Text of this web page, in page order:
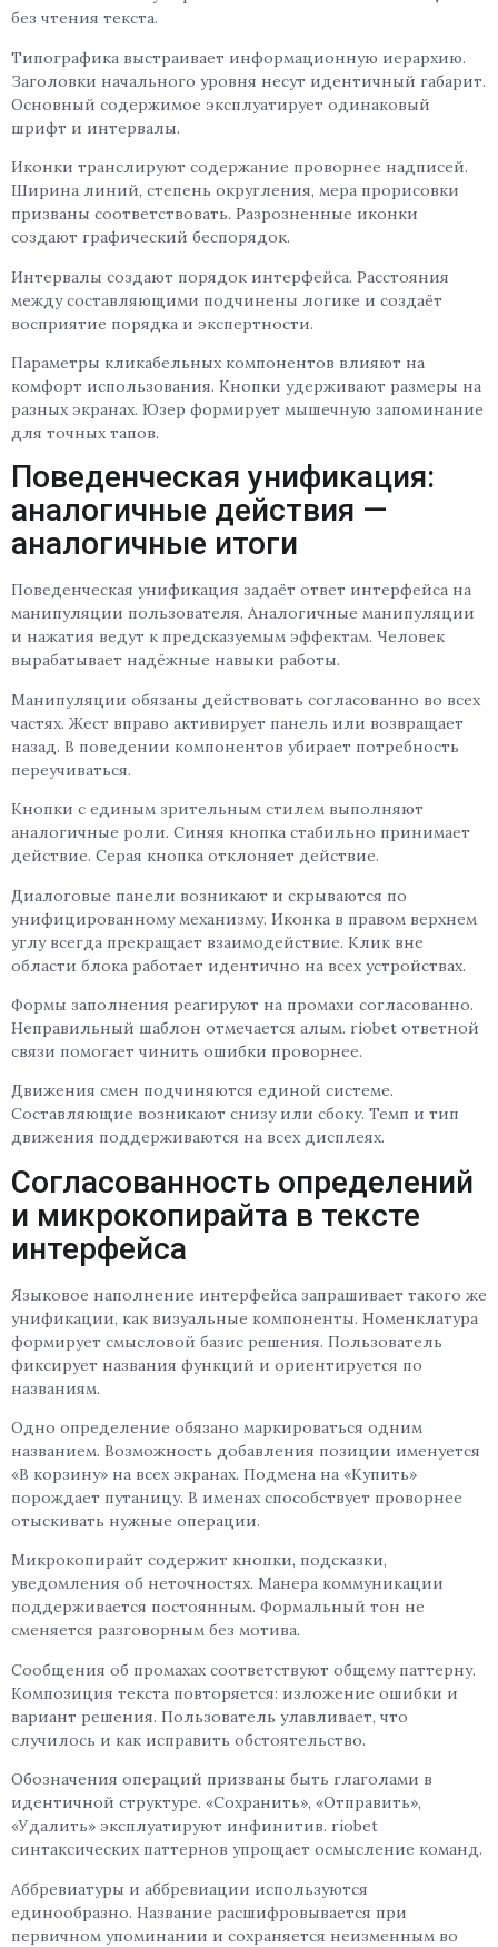
без чтения текста.
Типографика выстраивает информационную иерархию.
Заголовки начального уровня несут идентичный габарит.
Основный содержимое эксплуатирует одинаковый
шрифт и интервалы.
Иконки транслируют содержание проворнее надписей.
Ширина линий, степень округления, мера прорисовки
призваны соответствовать. Разрозненные иконки
создают графический беспорядок.
Интервалы создают порядок интерфейса. Расстояния
между составляющими подчинены логике и создаёт
восприятие порядка и экспертности.
Параметры кликабельных компонентов влияют на
комфорт использования. Кнопки удерживают размеры на
разных экранах. Юзер формирует мышечную запоминание
для точных тапов.
Поведенческая унификация:
аналогичные действия —
аналогичные итоги
Поведенческая унификация задаёт ответ интерфейса на
манипуляции пользователя. Аналогичные манипуляции
и нажатия ведут к предсказуемым эффектам. Человек
вырабатывает надёжные навыки работы.
Манипуляции обязаны действовать согласованно во всех
частях. Жест вправо активирует панель или возвращает
назад. В поведении компонентов убирает потребность
переучиваться.
Кнопки с единым зрительным стилем выполняют
аналогичные роли. Синяя кнопка стабильно принимает
действие. Серая кнопка отклоняет действие.
Диалоговые панели возникают и скрываются по
унифицированному механизму. Иконка в правом верхнем
углу всегда прекращает взаимодействие. Клик вне
области блока работает идентично на всех устройствах.
Формы заполнения реагируют на промахи согласованно.
Неправильный шаблон отмечается алым. riobet ответной
связи помогает чинить ошибки проворнее.
Движения смен подчиняются единой системе.
Составляющие возникают снизу или сбоку. Темп и тип
движения поддерживаются на всех дисплеях.
Согласованность определений
и микрокопирайта в тексте
интерфейса
Языковое наполнение интерфейса запрашивает такого же
унификации, как визуальные компоненты. Номенклатура
формирует смысловой базис решения. Пользователь
фиксирует названия функций и ориентируется по
названиям.
Одно определение обязано маркироваться одним
названием. Возможность добавления позиции именуется
«В корзину» на всех экранах. Подмена на «Купить»
порождает путаницу. В именах способствует проворнее
отыскивать нужные операции.
Микрокопирайт содержит кнопки, подсказки,
уведомления об неточностях. Манера коммуникации
поддерживается постоянным. Формальный тон не
сменяется разговорным без мотива.
Сообщения об промахах соответствуют общему паттерну.
Композиция текста повторяется: изложение ошибки и
вариант решения. Пользователь улавливает, что
случилось и как исправить обстоятельство.
Обозначения операций призваны быть глаголами в
идентичной структуре. «Сохранить», «Отправить»,
«Удалить» эксплуатируют инфинитив. riobet
синтаксических паттернов упрощает осмысление команд.
Аббревиатуры и аббревиации используются
единообразно. Название расшифровывается при
первичном упоминании и сохраняется неизменным во